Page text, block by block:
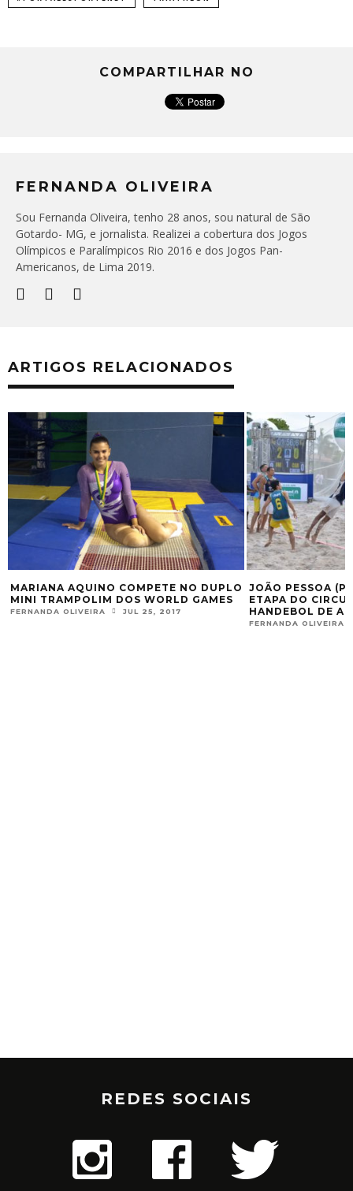
COMPARTILHAR NO
FERNANDA OLIVEIRA
Sou Fernanda Oliveira, tenho 28 anos, sou natural de São
Gotardo- MG, e jornalista. Realizei a cobertura dos Jogos
Olímpicos e Paralímpicos Rio 2016 e dos Jogos Pan-
Americanos, de Lima 2019.
ARTIGOS RELACIONADOS
MARIANA AQUINO COMPETE NO DUPLO
MINI TRAMPOLIM DOS WORLD GAMES
FERNANDA OLIVEIRA JUL 25, 2017
JOÃO PESSOA
ETAPA DO
HANDEBOL DE
FERNANDA OLIVEIRA
REDES SOCIAIS